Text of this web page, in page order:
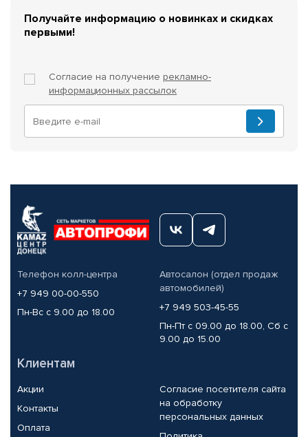
Получайте информацию о новинках и скидках
первыми!
Согласие на получение рекламно-
информационных рассылок
Телефон колл-центра
+7 949 00-00-550
Пн-Вс с 9.00 до 18.00
Автосалон (отдел продаж
автомобилей)
+7 949 503-45-55
Пн-Пт с 09.00 до 18.00, Сб с
9.00 до 15.00
Клиентам
Акции
Контакты
Оплата
Согласие посетителя сайта
на обработку
персональных данных